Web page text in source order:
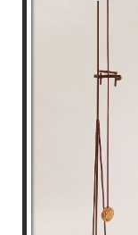
creando así
mediante
objetual que
Desde el año
más de 40
galerías como
de Barcelona,
(2004-2000-
de Santander